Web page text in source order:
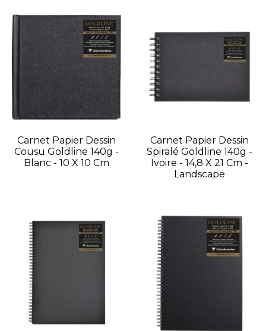
Carnet Papier Dessin
Cousu Goldline 140g -
Blanc - 10 X 10 Cm
Carnet Papier Dessin
Spiralé Goldline 140g -
Ivoire - 14,8 X 21 Cm -
Landscape